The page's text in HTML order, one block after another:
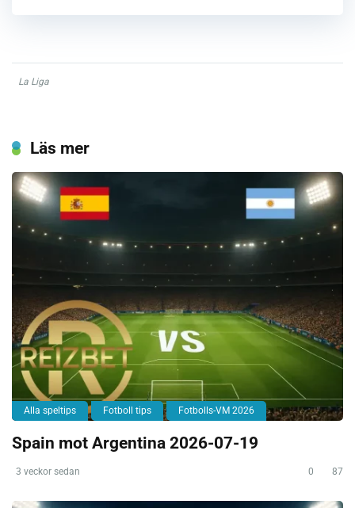
La Liga
Läs mer
Alla speltips Fotboll tips Fotbolls-VM 2026
Spain mot Argentina 2026-07-19
3 veckor sedan 0 87